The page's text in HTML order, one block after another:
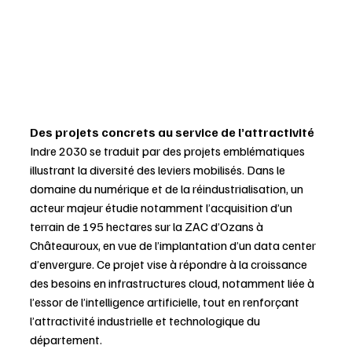
Des projets concrets au service de l’attractivité
Indre 2030 se traduit par des projets emblématiques
illustrant la diversité des leviers mobilisés. Dans le
domaine du numérique et de la réindustrialisation, un
acteur majeur étudie notamment l’acquisition d’un
terrain de 195 hectares sur la ZAC d’Ozans à
Châteauroux, en vue de l’implantation d’un data center
d’envergure. Ce projet vise à répondre à la croissance
des besoins en infrastructures cloud, notamment liée à
l’essor de l’intelligence artificielle, tout en renforçant
l’attractivité industrielle et technologique du
département.